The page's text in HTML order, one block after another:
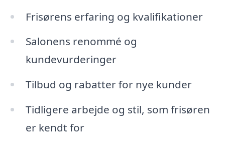
Frisørens erfaring og kvalifikationer
Salonens renommé og
kundevurderinger
Tilbud og rabatter for nye kunder
Tidligere arbejde og stil, som frisøren
er kendt for